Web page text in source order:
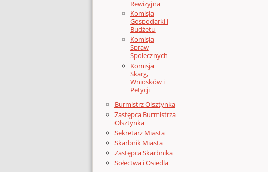
Rewizyjna
Komisja
Gospodarki i
Budżetu
Komisja
Spraw
Społecznych
Komisja
Skarg,
Wniosków i
Petycji
Burmistrz Olsztynka
Zastępca Burmistrza
Olsztynka
Sekretarz Miasta
Skarbnik Miasta
Zastępca Skarbnika
Sołectwa i Osiedla